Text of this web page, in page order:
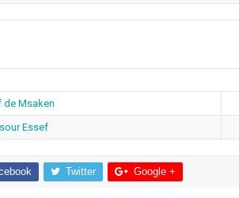
de Msaken
Essef
Twitter Google +